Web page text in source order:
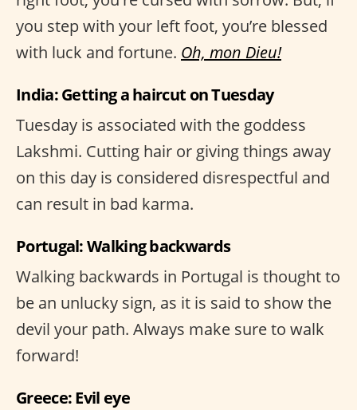
you step with your left foot, you’re blessed
with luck and fortune. Oh, mon Dieu!
India: Getting a haircut on Tuesday
Tuesday is associated with the goddess
Lakshmi. Cutting hair or giving things away
on this day is considered disrespectful and
can result in bad karma.
Portugal: Walking backwards
Walking backwards in Portugal is thought to
be an unlucky sign, as it is said to show the
devil your path. Always make sure to walk
forward!
Greece: Evil eye